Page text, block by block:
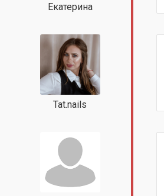
Екатерина
Tat.nails